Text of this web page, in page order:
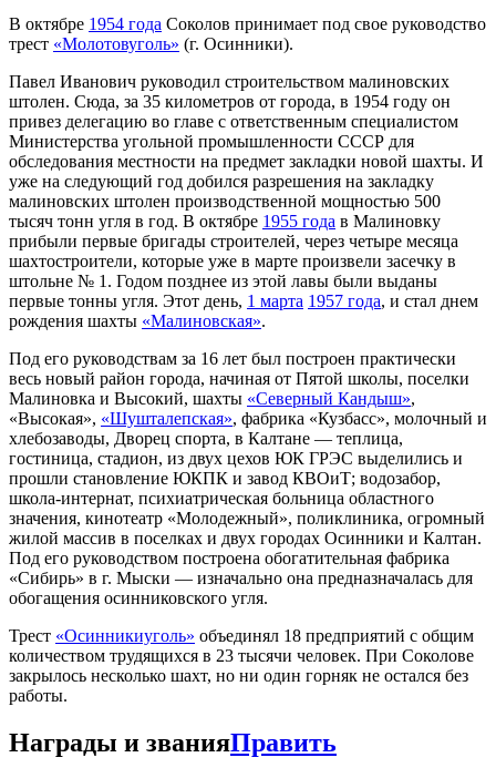
В октябре 1954 года Соколов принимает под свое руководство
трест «Молотовуголь» (г. Осинники).
Павел Иванович руководил строительством малиновских
штолен. Сюда, за 35 километров от города, в 1954 году он
привез делегацию во главе с ответственным специалистом
Министерства угольной промышленности СССР для
обследования местности на предмет закладки новой шахты. И
уже на следующий год добился разрешения на закладку
малиновских штолен производст­венной мощностью 500
тысяч тонн угля в год. В октябре 1955 года в Ма­линовку
прибыли первые бригады строителей, через четыре месяца
шахтостроители, которые уже в марте произвели засечку в
штольне № 1. Годом позднее из этой лавы были выданы
первые тонны угля. Этот день, 1 марта 1957 года, и стал днем
рождения шахты «Малиновская».
Под его руководствам за 16 лет был построен практически
весь новый район города, начиная от Пятой школы, поселки
Малиновка и Высокий, шахты «Северный Кандыш»,
«Высокая», «Шушталепская», фабрика «Кузбасс», молочный и
хлебозаводы, Дворец спорта, в Калтане — теплица,
гостиница, стадион, из двух цехов ЮК ГРЭС выделились и
прошли становление ЮКПК и завод КВОиТ; водозабор,
школа-интернат, психиатрическая больница областного
значения, кинотеатр «Молодежный», поликлиника, огромный
жилой массив в поселках и двух городах Осинники и Калтан.
Под его руководством построена обогатительная фабрика
«Сибирь» в г. Мыски — изначально она предназначалась для
обогащения осинни­ковского угля.
Трест «Осинникиуголь» объединял 18 предприятий с общим
количеством трудящихся в 23 тысячи человек. При Соколове
закрылось несколько шахт, но ни один горняк не остался без
работы.
Награды и званияПравить